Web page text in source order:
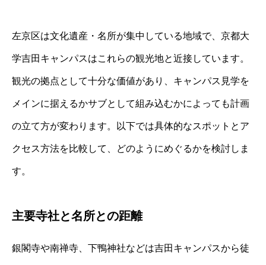
左京区は文化遺産・名所が集中している地域で、京都大
学吉田キャンパスはこれらの観光地と近接しています。
観光の拠点として十分な価値があり、キャンパス見学を
メインに据えるかサブとして組み込むかによっても計画
の立て方が変わります。以下では具体的なスポットとア
クセス方法を比較して、どのようにめぐるかを検討しま
す。
主要寺社と名所との距離
銀閣寺や南禅寺、下鴨神社などは吉田キャンパスから徒